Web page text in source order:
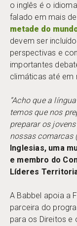
o inglês é o
falado em mais
metade do
devem ser
perspectivas e
importantes
climáticas até em
“Acho que a
temos que nos
preparar os
nossas comarcas
Inglesias, uma
e membro do
Líderes
A Babbel apoia a
parceira do
para os Direitos e